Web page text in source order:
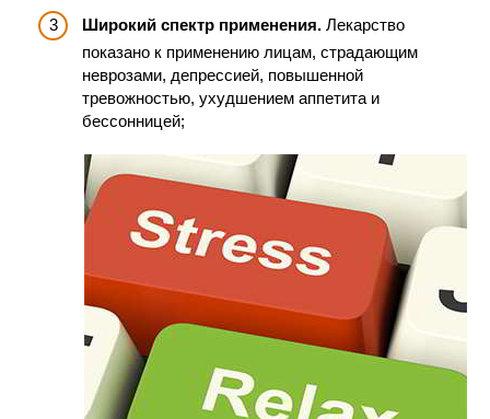
Широкий спектр применения. Лекарство
показано к применению лицам, страдающим
неврозами, депрессией, повышенной
тревожностью, ухудшением аппетита и
бессонницей;